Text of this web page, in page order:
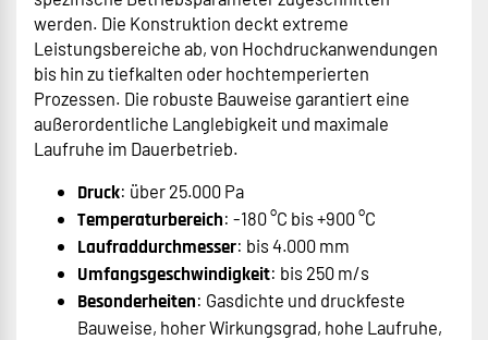
werden. Die Konstruktion deckt extreme
Leistungsbereiche ab, von Hochdruckanwendungen
bis hin zu tiefkalten oder hochtemperierten
Prozessen. Die robuste Bauweise garantiert eine
außerordentliche Langlebigkeit und maximale
Laufruhe im Dauerbetrieb.
Druck: über 25.000 Pa
Temperaturbereich: -180 °C bis +900 °C
Laufraddurchmesser: bis 4.000 mm
Umfangsgeschwindigkeit: bis 250 m/s
Besonderheiten: Gasdichte und druckfeste
Bauweise, hoher Wirkungsgrad, hohe Laufruhe,